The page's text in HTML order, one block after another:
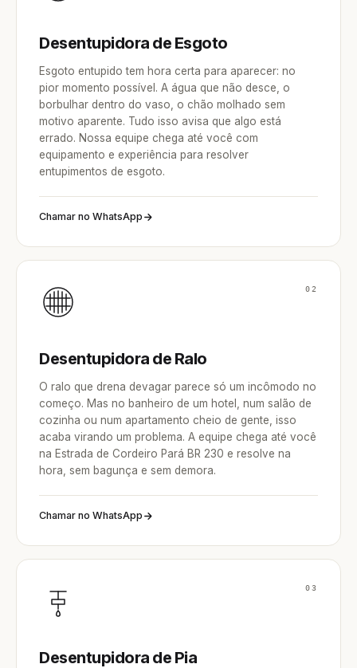
Desentupidora de Esgoto
Esgoto entupido tem hora certa para aparecer: no
pior momento possível. A água que não desce, o
borbulhar dentro do vaso, o chão molhado sem
motivo aparente. Tudo isso avisa que algo está
errado. Nossa equipe chega até você com
equipamento e experiência para resolver
entupimentos de esgoto.
Chamar no WhatsApp
02
Desentupidora de Ralo
O ralo que drena devagar parece só um incômodo no
começo. Mas no banheiro de um hotel, num salão de
cozinha ou num apartamento cheio de gente, isso
acaba virando um problema. A equipe chega até você
na Estrada de Cordeiro Pará BR 230 e resolve na
hora, sem bagunça e sem demora.
Chamar no WhatsApp
03
Desentupidora de Pia